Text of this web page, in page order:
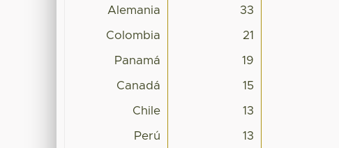
Alemania 33
Colombia 21
Panamá 19
Canadá 15
Chile 13
Perú 13